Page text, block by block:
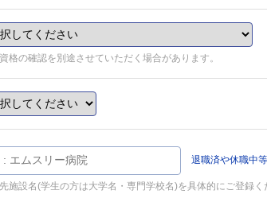
格の確認を別途させていただく場合があります。
退職済や休職中
施設名(学生の方は大学名・専門学校名)を具体的にご登録く